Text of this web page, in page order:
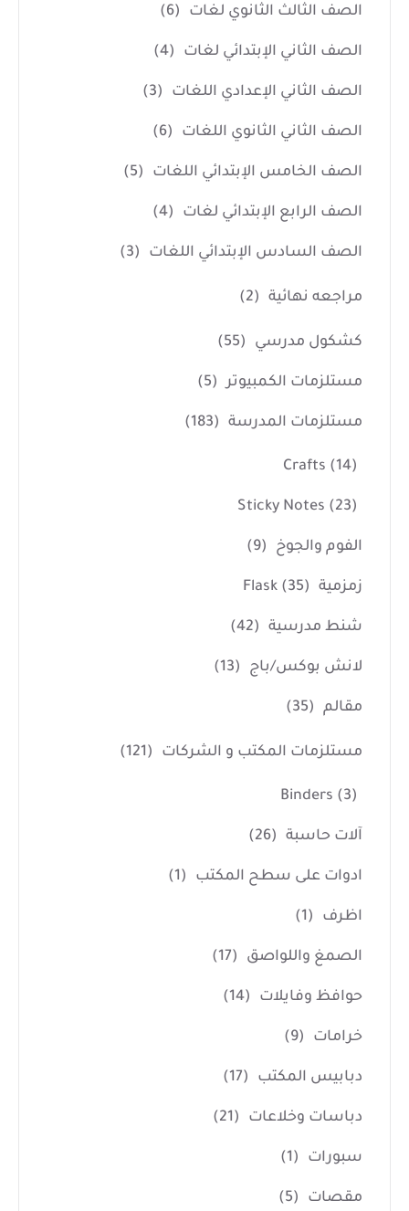
الصف الثالث الثانوي لغات (6)
الصف الثاني الإبتدائي لغات (4)
الصف الثاني الإعدادي اللغات (3)
الصف الثاني الثانوي اللغات (6)
الصف الخامس الإبتدائي اللغات (5)
الصف الرابع الإبتدائي لغات (4)
الصف السادس الإبتدائي اللغات (3)
مراجعه نهائية (2)
كشكول مدرسي (55)
مستلزمات الكمبيوتر (5)
مستلزمات المدرسة (183)
Crafts (14)
Sticky Notes (23)
الفوم والجوخ (9)
زمزمية Flask (35)
شنط مدرسية (42)
لانش بوكس/باج (13)
مقالم (35)
مستلزمات المكتب و الشركات (121)
Binders (3)
آلات حاسبة (26)
ادوات على سطح المكتب (1)
اظرف (1)
الصمغ واللواصق (17)
حوافظ وفايلات (14)
خرامات (9)
دبابيس المكتب (17)
دباسات وخلاعات (21)
سبورات (1)
مقصات (5)